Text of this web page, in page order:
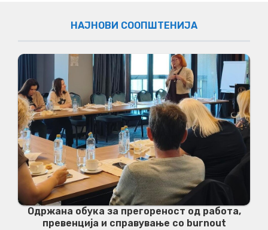
НАЈНОВИ СООПШТЕНИЈА
Одржана обука за прегореност од работа,
превенција и справување со burnout